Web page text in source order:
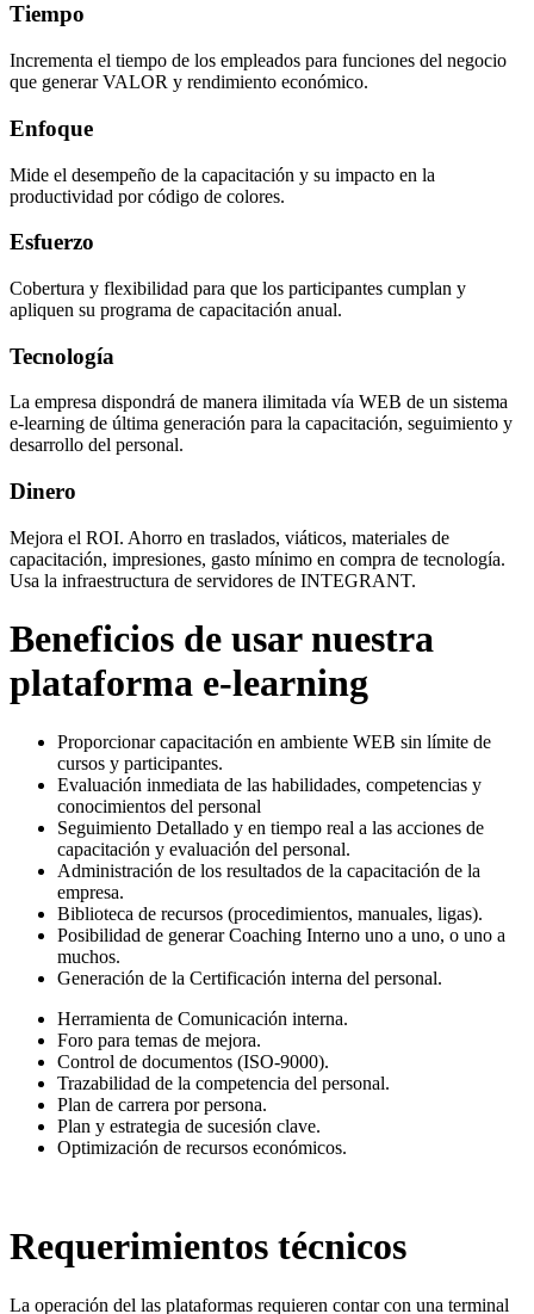
Tiempo
Incrementa el tiempo de los empleados para funciones del negocio
que generar VALOR y rendimiento económico.
Enfoque
Mide el desempeño de la capacitación y su impacto en la
productividad por código de colores.
Esfuerzo
Cobertura y flexibilidad para que los participantes cumplan y
apliquen su programa de capacitación anual.
Tecnología
La empresa dispondrá de manera ilimitada vía WEB de un sistema
e-learning de última generación para la capacitación, seguimiento y
desarrollo del personal.
Dinero
Mejora el ROI. Ahorro en traslados, viáticos, materiales de
capacitación, impresiones, gasto mínimo en compra de tecnología.
Usa la infraestructura de servidores de INTEGRANT.
Beneficios de usar nuestra
plataforma e-learning
Proporcionar capacitación en ambiente WEB sin límite de
cursos y participantes.
Evaluación inmediata de las habilidades, competencias y
conocimientos del personal
Seguimiento Detallado y en tiempo real a las acciones de
capacitación y evaluación del personal.
Administración de los resultados de la capacitación de la
empresa.
Biblioteca de recursos (procedimientos, manuales, ligas).
Posibilidad de generar Coaching Interno uno a uno, o uno a
muchos.
Generación de la Certificación interna del personal.
Herramienta de Comunicación interna.
Foro para temas de mejora.
Control de documentos (ISO-9000).
Trazabilidad de la competencia del personal.
Plan de carrera por persona.
Plan y estrategia de sucesión clave.
Optimización de recursos económicos.
Requerimientos técnicos
La operación del las plataformas requieren contar con una terminal